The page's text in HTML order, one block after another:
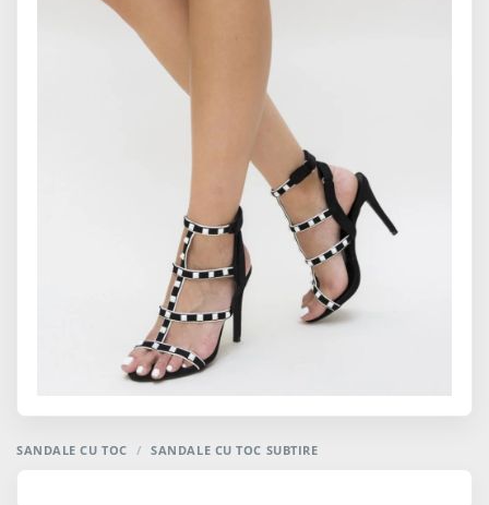
SANDALE CU TOC / SANDALE CU TOC SUBTIRE